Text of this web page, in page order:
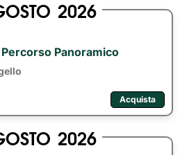
2026
Panoramico
Acquista
2026